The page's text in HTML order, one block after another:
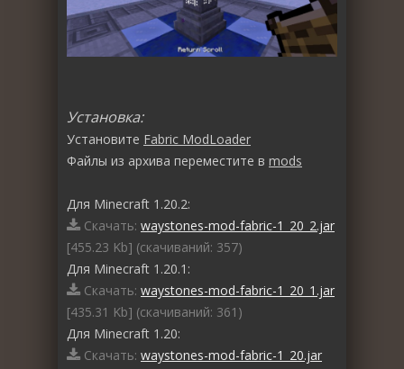
Установка:
Установите Fabric ModLoader
Файлы из архива переместите в mods
Для Minecraft 1.20.2:
Скачать: waystones-mod-fabric-1_20_2.jar
[455.23 Kb] (cкачиваний: 357)
Для Minecraft 1.20.1:
Скачать: waystones-mod-fabric-1_20_1.jar
[435.31 Kb] (cкачиваний: 361)
Для Minecraft 1.20:
Скачать: waystones-mod-fabric-1_20.jar